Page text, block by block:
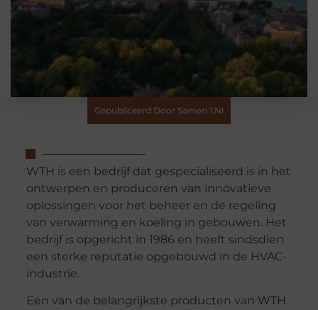
Gepubliceerd Door Samen 1.nl
WTH is een bedrijf dat gespecialiseerd is in het
ontwerpen en produceren van innovatieve
oplossingen voor het beheer en de regeling
van verwarming en koeling in gebouwen. Het
bedrijf is opgericht in 1986 en heeft sindsdien
een sterke reputatie opgebouwd in de HVAC-
industrie.
Een van de belangrijkste producten van WTH